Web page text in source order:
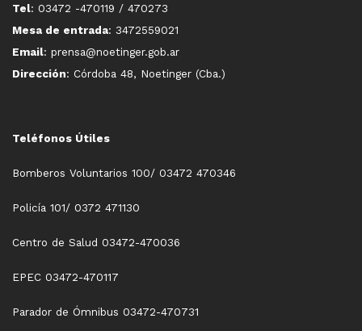
Tel: 03472 -470119 / 470273
Mesa de entrada: 3472559021
Email: prensa@noetinger.gob.ar
Dirección: Córdoba 48, Noetinger (Cba.)
Teléfonos Útiles
Bomberos Voluntarios 100/ 03472 470346
Policía 101/ 0372 471130
Centro de Salud 03472-470036
EPEC 03472-470117
Parador de Ómnibus 03472-470731